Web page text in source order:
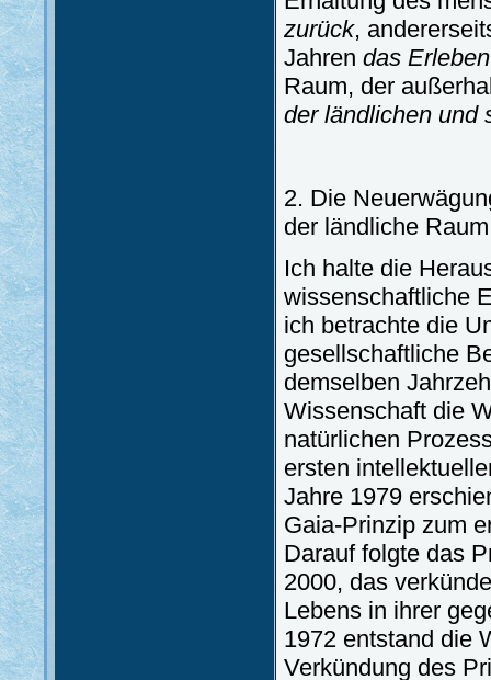
zurück,
Jahren das
Raum, der
der ländlichen und
2. Die
der ländliche Raum
Ich halte die
wissenschaftliche
ich betrachte die
gesellschaftliche
demselben
Wissenschaft die
natürlichen
ersten
Jahre 1979
Gaia-Prinzip zum
Darauf folgte das
2000, das
Lebens in ihrer
1972 entstand die
Verkündung des